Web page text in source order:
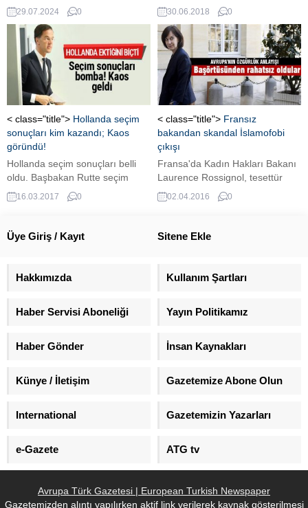
sanılandan çok daha eski olabilir.
29.07.2024 0
sabaha karşı göç konusunda
uzlaşıya vardı. İtalya, AB’nin
Türkiye’ye mülteciler için
yapacağı ikinci 3 milyar Euro'luk
yardıma blokajını kaldırdı.
30.06.2018 0
< class="title"> Hollanda seçim
sonuçları kim kazandı; Kaos
göründü!
Hollanda seçim sonuçları belli
oldu. Başbakan Rutte seçim
sonuçlarına göre kazanan taraf
oldu. Irkçı Geert Wilders ise
son verilerle 2017 Hollanda
16.03.2017 0
< class="title"> Fransız
bakandan skandal İslamofobi
çıkışı
Fransa'da Kadın Hakları Bakanı
Laurence Rossignol, tesettür
kıyafetleri üreten moda evlerini
sorumsuzlukla suçladı.
02.04.2016 0
Üye Giriş / Kayıt Sitene Ekle
Hakkımızda Kullanım Şartları
Haber Servisi Aboneliği Yayın Politikamız
Haber Gönder İnsan Kaynakları
Künye / İletişim Gazetemize Abone Olun
International Gazetemizin Yazarları
e-Gazete ATG tv
Avrupa Türk Gazetesi | European Turkish Newspaper
Gazetemizden alıntı yapılırken aktif link verilerek kaynak gösterilmesi